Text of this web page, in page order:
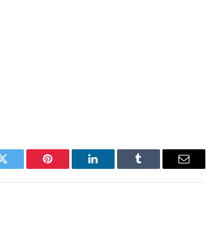
Twitter Pinterest LinkedIn Tumblr Email